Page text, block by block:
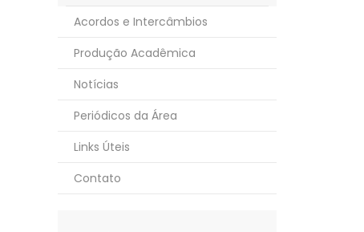
Acordos e Intercâmbios
Produção Acadêmica
Notícias
Periódicos da Área
Links Úteis
Contato